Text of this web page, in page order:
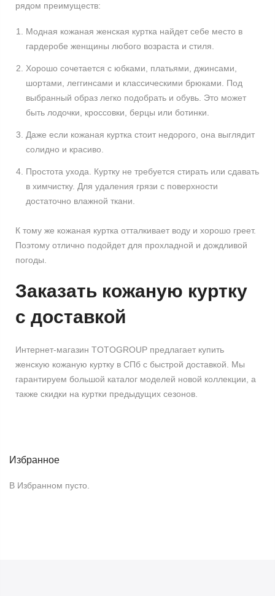
рядом преимуществ:
Модная кожаная женская куртка найдет себе место в
гардеробе женщины любого возраста и стиля.
Хорошо сочетается с юбками, платьями, джинсами,
шортами, леггинсами и классическими брюками. Под
выбранный образ легко подобрать и обувь. Это может
быть лодочки, кроссовки, берцы или ботинки.
Даже если кожаная куртка стоит недорого, она выглядит
солидно и красиво.
Простота ухода. Куртку не требуется стирать или сдавать
в химчистку. Для удаления грязи с поверхности
достаточно влажной ткани.
К тому же кожаная куртка отталкивает воду и хорошо греет.
Поэтому отлично подойдет для прохладной и дождливой
погоды.
Заказать кожаную куртку
с доставкой
Интернет-магазин TOTOGROUP предлагает купить
женскую кожаную куртку в СПб с быстрой доставкой. Мы
гарантируем большой каталог моделей новой коллекции, а
также скидки на куртки предыдущих сезонов.
Избранное
В Избранном пусто.